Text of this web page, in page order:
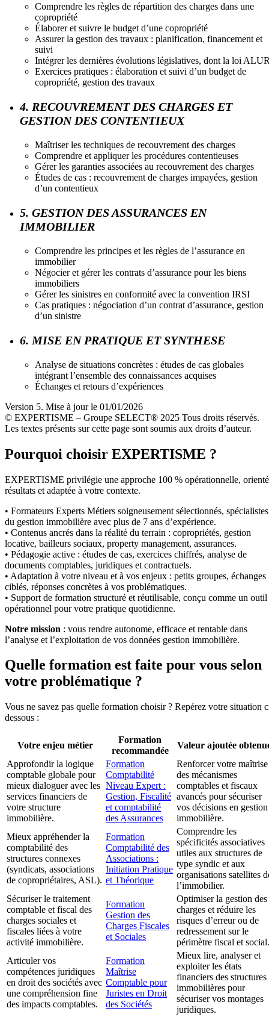
Comprendre les règles de répartition des charges dans une
copropriété
Élaborer et suivre le budget d’une copropriété
Assurer la gestion des travaux : planification, financement et
suivi
Intégrer les dernières évolutions législatives, dont la loi
Exercices pratiques : élaboration et suivi d’un budget de
copropriété, gestion des travaux
4. RECOUVREMENT DES CHARGES ET
GESTION DES CONTENTIEUX
Maîtriser les techniques de recouvrement des charges
Comprendre et appliquer les procédures contentieuses
Gérer les garanties associées au recouvrement des charges
Études de cas : recouvrement de charges impayées, gestion
d’un contentieux
5. GESTION DES ASSURANCES EN
IMMOBILIER
Comprendre les principes et les règles de l’assurance en
immobilier
Négocier et gérer les contrats d’assurance pour les biens
immobiliers
Gérer les sinistres en conformité avec la convention IRSI
Cas pratiques : négociation d’un contrat d’assurance, gestion
d’un sinistre
6. MISE EN PRATIQUE ET SYNTHESE
Analyse de situations concrètes : études de cas globales
intégrant l’ensemble des connaissances acquises
Échanges et retours d’expériences
Version 5. Mise à jour le 01/01/2026
© EXPERTISME – Groupe SELECT® 2025 Tous droits réservés.
Les textes présents sur cette page sont soumis aux droits d’auteur.
Pourquoi choisir EXPERTISME ?
EXPERTISME privilégie une approche 100 % opérationnelle,
résultats et adaptée à votre contexte.
• Formateurs Experts Métiers soigneusement sélectionnés, spécialistes
du gestion immobilière avec plus de 7 ans d’expérience.
• Contenus ancrés dans la réalité du terrain : copropriétés, gestion
locative, bailleurs sociaux, property management, assurances.
• Pédagogie active : études de cas, exercices chiffrés, analyse de
documents comptables, juridiques et contractuels.
• Adaptation à votre niveau et à vos enjeux : petits groupes, échanges
ciblés, réponses concrètes à vos problématiques.
• Support de formation structuré et réutilisable, conçu comme un outil
opérationnel pour votre pratique quotidienne.
Notre mission : vous rendre autonome, efficace et rentable dans
l’analyse et l’exploitation de vos données gestion immobilière.
Quelle formation est faite pour vous selon
votre problématique ?
Vous ne savez pas quelle formation choisir ? Repérez votre situation
dessous :
Votre enjeu métier
Formation
recommandée
Valeur ajoutée
Approfondir la logique
comptable globale pour
mieux dialoguer avec les
services financiers de
votre structure
immobilière.
Formation
Comptabilité
Niveau Expert :
Gestion, Fiscalité
et comptabilité
des Assurances
Renforcer votre maîtrise
des mécanismes
comptables et fiscaux
avancés pour sécuriser
vos décisions en gestion
immobilière.
Mieux appréhender la
comptabilité des
structures connexes
(syndicats, associations
de copropriétaires, ASL).
Formation
Comptabilité des
Associations :
Initiation Pratique
et Théorique
Comprendre les
spécificités associatives
utiles aux structures de
type syndic et aux
organisations satellites
l’immobilier.
Sécuriser le traitement
comptable et fiscal des
charges sociales et
fiscales liées à votre
activité immobilière.
Formation
Gestion des
Charges Fiscales
et Sociales
Optimiser la gestion des
charges et réduire les
risques d’erreur ou de
redressement sur le
périmètre fiscal et social.
Articuler vos
compétences juridiques
en droit des sociétés avec
une compréhension fine
des impacts comptables.
Formation
Maîtrise
Comptable pour
Juristes en Droit
des Sociétés
Mieux lire, analyser et
exploiter les états
financiers des structures
immobilières pour
sécuriser vos montages
juridiques.